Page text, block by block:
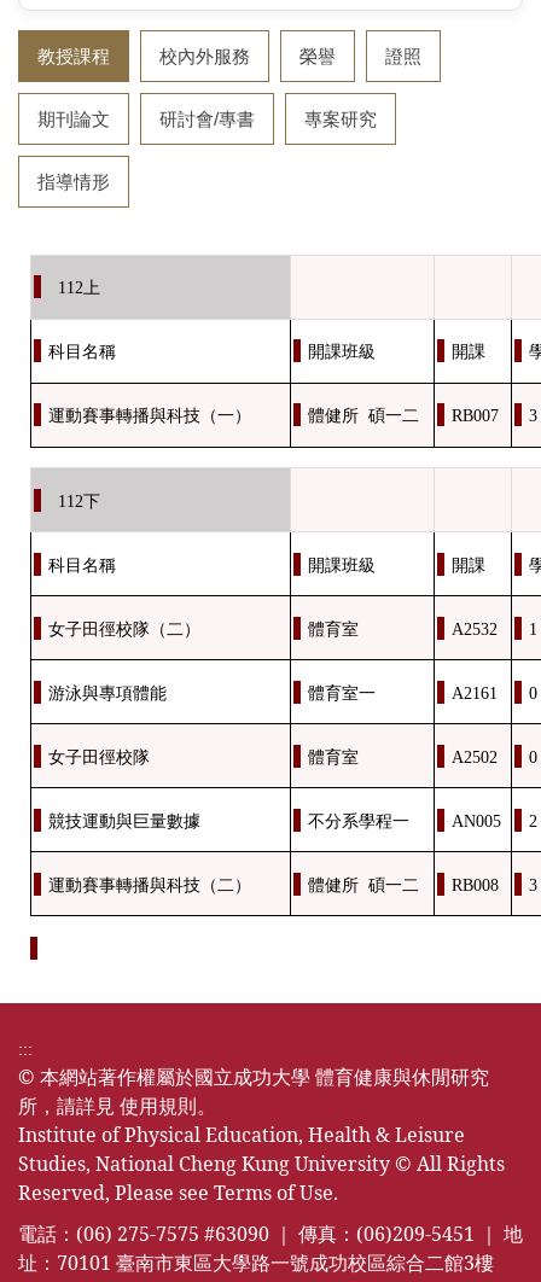
教授課程 校內外服務 榮譽 證照
期刊論文 研討會/專書 專案研究
指導情形
112 上
科目名稱 開課班級 開課
運動賽事轉播與科技（一） 體健所 碩一二 RB007 3
112下
科目名稱 開課班級 開課
女子田徑校隊（二） 體育室 A2532 1
游泳與專項體能 體育室一 A2161 0
女子田徑校隊 體育室 A2502 0
競技運動與巨量數據 不分系學程一 AN005 2
運動賽事轉播與科技（二） 體健所 碩一二 RB008 3
:::
© 本網站著作權屬於國立成功大學 體育健康與休閒研究
所，請詳見 使用規則。
Institute of Physical Education, Health & Leisure
Studies, National Cheng Kung University © All Rights
Reserved, Please see Terms of Use.
電話：(06) 275-7575 #63090 ｜ 傳真：(06)209-5451 ｜ 地
址：70101 臺南市東區大學路一號成功校區綜合二館3樓